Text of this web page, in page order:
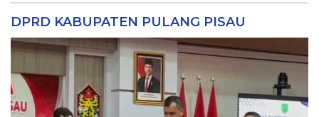
DPRD KABUPATEN PULANG PISAU